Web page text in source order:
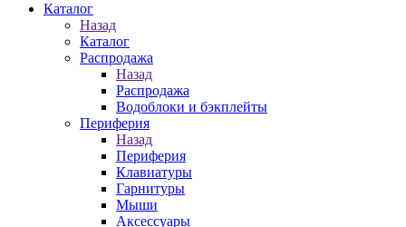
Каталог
Назад
Каталог
Распродажа
Назад
Распродажа
Водоблоки и бэкплейты
Периферия
Назад
Периферия
Клавиатуры
Гарнитуры
Мыши
Аксессуары